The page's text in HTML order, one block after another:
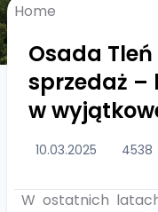
Home
Osada
sprzedaż
w
10.03.2025 4538
W ostatnich